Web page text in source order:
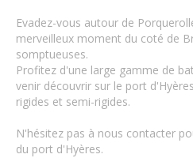
Evadez-vous autour de
merveilleux moment du coté de
somptueuses.
Profitez d'une large gamme de
venir découvrir sur le port
rigides et semi-rigides.
N'hésitez pas à nous contacter
du port d'Hyères.